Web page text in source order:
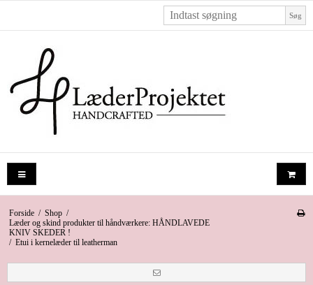
Søg
Forside / Shop /
Læder og skind produkter til håndværkere: HÅNDLAVEDE
KNIV SKEDER !
/ Etui i kernelæder til leatherman